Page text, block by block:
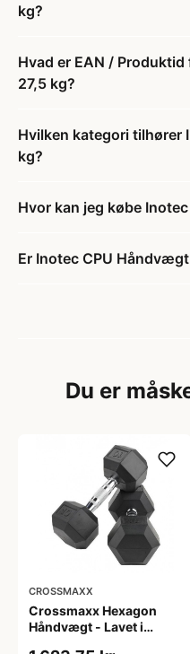
kg?
Hvad er EAN /
27,5 kg?
Hvilken kategori tilhører
kg?
Hvor kan jeg købe
Er Inotec CPU
Du er
CROSSMAXX
Crossmaxx Hexagon
Håndvægt - Lavet i